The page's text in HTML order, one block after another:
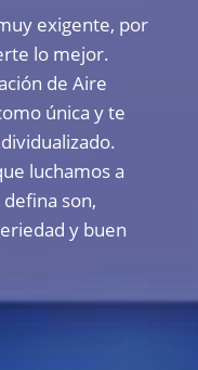
exigente, por
lo mejor.
de Aire
única y te
luchamos a
son,
y buen